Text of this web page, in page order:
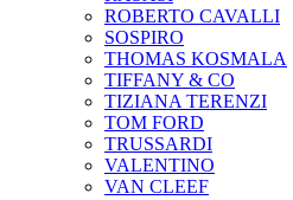
ROBERTO CAVALLI
SOSPIRO
THOMAS KOSMALA
TIFFANY & CO
TIZIANA TERENZI
TOM FORD
TRUSSARDI
VALENTINO
VAN CLEEF